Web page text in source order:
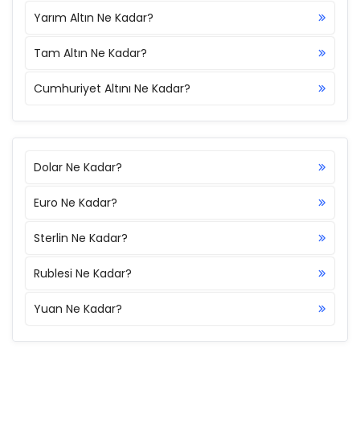
Yarım Altın Ne Kadar?
Tam Altın Ne Kadar?
Cumhuriyet Altını Ne Kadar?
Dolar Ne Kadar?
Euro Ne Kadar?
Sterlin Ne Kadar?
Rublesi Ne Kadar?
Yuan Ne Kadar?